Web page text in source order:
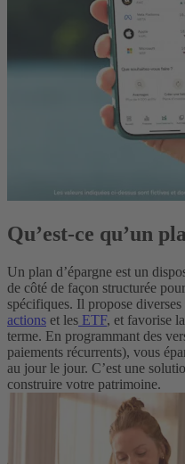
Qu’est-ce qu’un
Un plan d’épargne est un
de côté de façon structurée
spécifiques. Il propose
actions et les ETF, et favorise
terme. En programmant des
paiements récurrents), vous
au jour le jour. C’est une
construire votre patrimoine.